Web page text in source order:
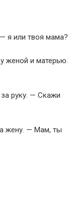
я или твоя мама?
женой и матерью.
руку. — Скажи
жену. — Мам, ты